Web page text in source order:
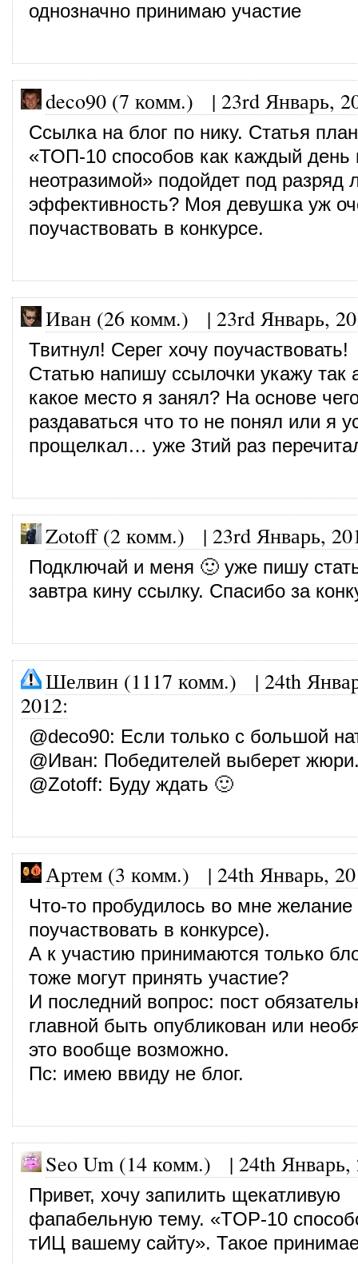
однозначно принимаю участие
deco90 (7 комм.) | 23rd Январь,
Ссылка на блог по нику. Статья
«ТОП-10 способов как каждый день
неотразимой» подойдет под разряд
эффективность? Моя девушка уж
поучаствовать в конкурсе.
Иван (26 комм.) | 23rd Январь,
Твитнул! Серег хочу поучаствовать!
Статью напишу ссылочки укажу так
какое место я занял? На основе
раздаваться что то не понял или я
прощелкал… уже 3тий раз
Zotoff (2 комм.) | 23rd Январь,
Подключай и меня 🙂 уже пишу
завтра кину ссылку. Спасибо за
Шелвин (1117 комм.) | 24th
2012:
@deco90: Если только с большой
@Иван: Победителей выберет
@Zotoff: Буду ждать 🙂
Артем (3 комм.) | 24th Январь,
Что-то пробудилось во мне желание
поучаствовать в конкурсе).
А к участию принимаются только
тоже могут принять участие?
И последний вопрос: пост
главной быть опубликован или
это вообще возможно.
Пс: имею ввиду не блог.
Seo Um (14 комм.) | 24th Январь,
Привет, хочу запилить щекатливую
фапабельную тему. «TOP-10
тИЦ вашему сайту». Такое